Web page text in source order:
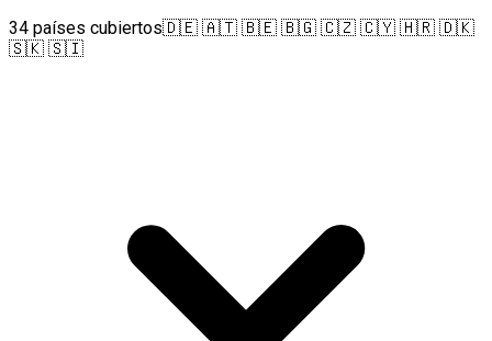
34 países cubiertos🇩🇪 🇦🇹 🇧🇪 🇧🇬 🇨🇿 🇨🇾 🇭🇷 🇩🇰
🇸🇰 🇸🇮